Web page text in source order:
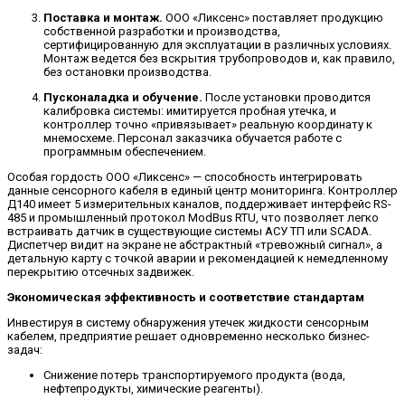
Поставка и монтаж. ООО «Ликсенс» поставляет продукцию
собственной разработки и производства,
сертифицированную для эксплуатации в различных условиях.
Монтаж ведется без вскрытия трубопроводов и, как правило,
без остановки производства.
Пусконаладка и обучение. После установки проводится
калибровка системы: имитируется пробная утечка, и
контроллер точно «привязывает» реальную координату к
мнемосхеме. Персонал заказчика обучается работе с
программным обеспечением.
Особая гордость ООО «Ликсенс» — способность интегрировать
данные сенсорного кабеля в единый центр мониторинга. Контроллер
Д140 имеет 5 измерительных каналов, поддерживает интерфейс RS-
485 и промышленный протокол ModBus RTU, что позволяет легко
встраивать датчик в существующие системы АСУ ТП или SCADA.
Диспетчер видит на экране не абстрактный «тревожный сигнал», а
детальную карту с точкой аварии и рекомендацией к немедленному
перекрытию отсечных задвижек.
Экономическая эффективность и соответствие стандартам
Инвестируя в систему обнаружения утечек жидкости сенсорным
кабелем, предприятие решает одновременно несколько бизнес-
задач:
Снижение потерь транспортируемого продукта (вода,
нефтепродукты, химические реагенты).